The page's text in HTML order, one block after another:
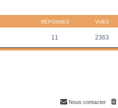
RÉPONSES VUES
11 2363
Nous contacter